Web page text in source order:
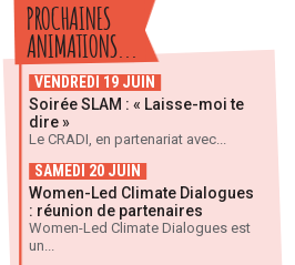
PROCHAINES
ANIMATIONS...
VENDREDI 19 JUIN
Soirée SLAM : « Laisse-moi te
dire »
Le CRADI, en partenariat avec...
SAMEDI 20 JUIN
Women-Led Climate Dialogues
: réunion de partenaires
Women-Led Climate Dialogues est
un...